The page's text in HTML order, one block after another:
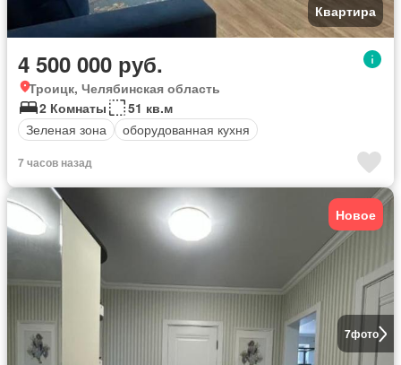
Квартира
4 500 000 руб.
Троицк, Челябинская область
2 Комнаты
51 кв.м
Зеленая зона
оборудованная кухня
7 часов назад
7фото
Новое